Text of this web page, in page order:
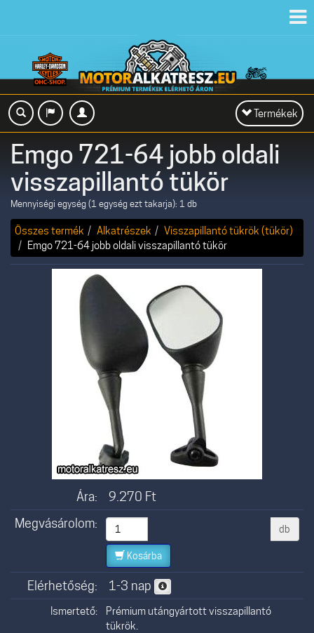
Toggle
navigation
Termékek
Emgo 721-64 jobb oldali
visszapillantó tükör
Mennyiségi egység (1 egység ezt takarja): 1 db
Összes termék Alkatrészek
Visszapillantó tükrök (tükör)
Emgo 721-64 jobb oldali visszapillantó tükör
Ára: 9.270 Ft
Megvásárolom:
db
Kosárba
Elérhetőség: 1-3 nap
Ismertető:
Prémium utángyártott visszapillantó
tükrök.